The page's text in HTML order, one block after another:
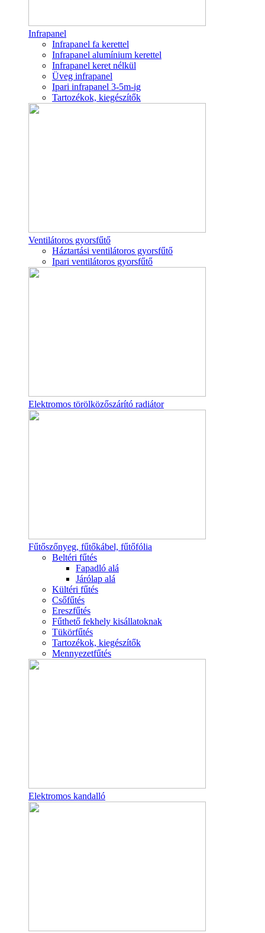
Infrapanel
Infrapanel fa kerettel
Infrapanel alumínium kerettel
Infrapanel keret nélkül
Üveg infrapanel
Ipari infrapanel 3-5m-ig
Tartozékok, kiegészítők
Ventilátoros gyorsfűtő
Háztartási ventilátoros gyorsfűtő
Ipari ventilátoros gyorsfűtő
Elektromos törölközőszárító radiátor
Fűtőszőnyeg, fűtőkábel, fűtőfólia
Beltéri fűtés
Fapadló alá
Járólap alá
Kültéri fűtés
Csőfűtés
Ereszfűtés
Fűthető fekhely kisállatoknak
Tükörfűtés
Tartozékok, kiegészítők
Mennyezetfűtés
Elektromos kandalló